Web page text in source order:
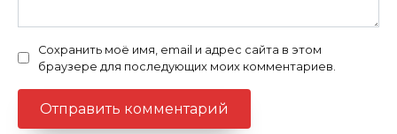
Сохранить моё имя, email и адрес сайта в этом
браузере для последующих моих комментариев.